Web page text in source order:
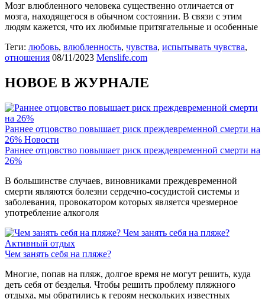
Мозг влюбленного человека существенно отличается от
мозга, находящегося в обычном состоянии. В связи с этим
людям кажется, что их любимые притягательные и особенные
Теги: любовь, влюбленность, чувства, испытывать чувства,
отношения 08/11/2023 Menslife.com
НОВОЕ В ЖУРНАЛЕ
Раннее отцовство повышает риск преждевременной смерти на
26% Новости
Раннее отцовство повышает риск преждевременной смерти на
26%
В большинстве случаев, виновниками преждевременной
смерти являются болезни сердечно-сосудистой системы и
заболевания, провокатором которых является чрезмерное
употребление алкоголя
Чем занять себя на пляже?
Активный отдых
Чем занять себя на пляже?
Многие, попав на пляж, долгое время не могут решить, куда
деть себя от безделья. Чтобы решить проблему пляжного
отдыха, мы обратились к героям нескольких известных